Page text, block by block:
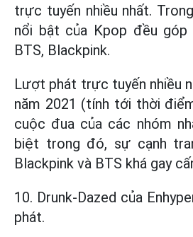
trực tuyến nhiều nhất.
nổi bật của Kpop đều góp
BTS, Blackpink.
Lượt phát trực tuyến nhiều
năm 2021 (tính tới thời
cuộc đua của các nhóm
biệt trong đó, sự cạnh
Blackpink và BTS khá gay
10. Drunk-Dazed của
phát.